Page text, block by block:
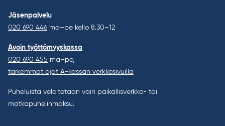
Jäsenpalvelu
020 690 446 ma–pe kello 8.30–12
Avoin työttömyyskassa
020 690 455 ma–pe,
tarkemmat ajat A-kassan verkkosivuilla
Puheluista veloitetaan vain paikallisverkko- tai
matkapuhelinmaksu.